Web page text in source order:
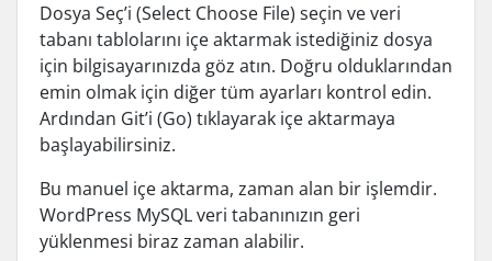
Dosya Seç’i (Select Choose File) seçin ve veri
tabanı tablolarını içe aktarmak istediğiniz dosya
için bilgisayarınızda göz atın. Doğru olduklarından
emin olmak için diğer tüm ayarları kontrol edin.
Ardından Git’i (Go) tıklayarak içe aktarmaya
başlayabilirsiniz.
Bu manuel içe aktarma, zaman alan bir işlemdir.
WordPress MySQL veri tabanınızın geri
yüklenmesi biraz zaman alabilir.